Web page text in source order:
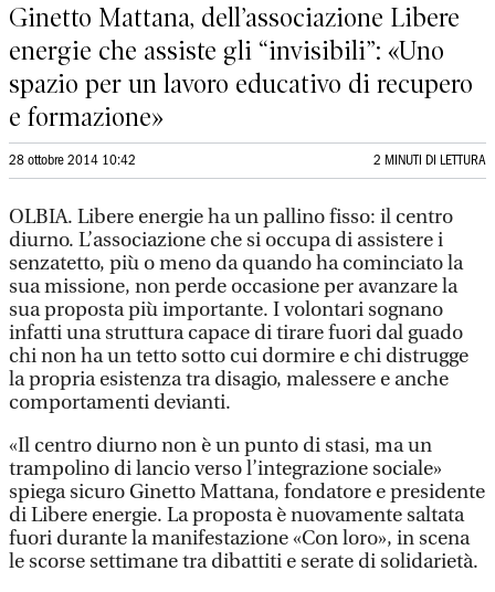
Ginetto Mattana, dell’associazione Libere
energie che assiste gli “invisibili”: «Uno
spazio per un lavoro educativo di recupero
e formazione»
28 ottobre 2014 10:42 2 MINUTI DI LETTURA
OLBIA. Libere energie ha un pallino fisso: il centro
diurno. L’associazione che si occupa di assistere i
senzatetto, più o meno da quando ha cominciato la
sua missione, non perde occasione per avanzare la
sua proposta più importante. I volontari sognano
infatti una struttura capace di tirare fuori dal guado
chi non ha un tetto sotto cui dormire e chi distrugge
la propria esistenza tra disagio, malessere e anche
comportamenti devianti.
«Il centro diurno non è un punto di stasi, ma un
trampolino di lancio verso l’integrazione sociale»
spiega sicuro Ginetto Mattana, fondatore e presidente
di Libere energie. La proposta è nuovamente saltata
fuori durante la manifestazione «Con loro», in scena
le scorse settimane tra dibattiti e serate di solidarietà.